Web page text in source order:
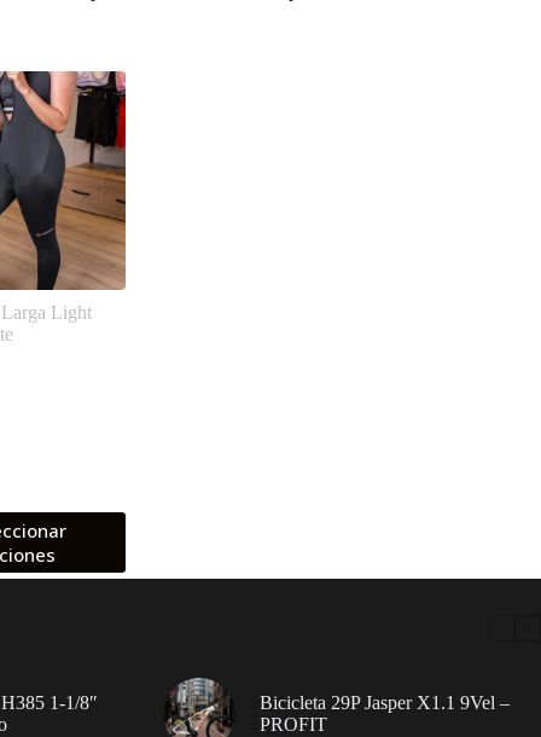
Light
1-1/8″
Bicicleta 29P Jasper X1.1 9Vel –
PROFIT